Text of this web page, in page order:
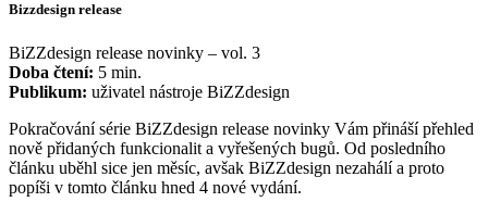
Bizzdesign release
BiZZdesign release novinky – vol. 3
Doba čtení: 5 min.
Publikum: uživatel nástroje BiZZdesign
Pokračování série BiZZdesign release novinky Vám přináší přehled
nově přidaných funkcionalit a vyřešených bugů. Od posledního
článku uběhl sice jen měsíc, avšak BiZZdesign nezahálí a proto
popíši v tomto článku hned 4 nové vydání.